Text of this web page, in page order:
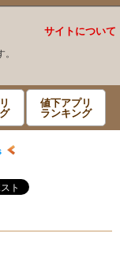
サイトについて
値下アプリ
ランキング